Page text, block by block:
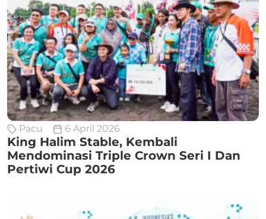
Pacu 6 April 2026
King Halim Stable, Kembali
Mendominasi Triple Crown Seri I Dan
Pertiwi Cup 2026